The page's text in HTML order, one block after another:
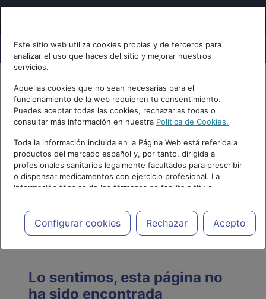
Este sitio web utiliza cookies propias y de terceros para
analizar el uso que haces del sitio y mejorar nuestros
servicios.
Aquellas cookies que no sean necesarias para el
funcionamiento de la web requieren tu consentimiento.
Puedes aceptar todas las cookies, rechazarlas todas o
consultar más información en nuestra Política de Cookies.
Toda la información incluida en la Página Web está referida a
productos del mercado español y, por tanto, dirigida a
profesionales sanitarios legalmente facultados para prescribir
o dispensar medicamentos con ejercicio profesional. La
información técnica de los fármacos se facilita a título
meramente informativo, siendo responsabilidad de los
profesionales facultados prescribir medicamentos y decidir, en
cada caso concreto, el tratamiento más adecuado a las
necesidades del paciente.
Configurar cookies Rechazar Acepto
Lo sentimos, esta página no
ha sido encontrada